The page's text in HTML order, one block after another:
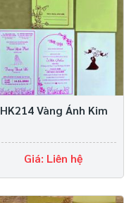
HK214 Vàng Ánh Kim
Giá: Liên hệ